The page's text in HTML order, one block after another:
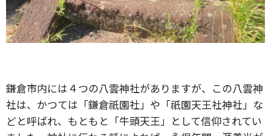
鎌倉市内には４つの八雲神社がありますが、この八雲神
社は、かつては「鎌倉祇園社」や「祇園天王社神社」な
どと呼ばれ、もともと「牛頭天王」として信仰されてい